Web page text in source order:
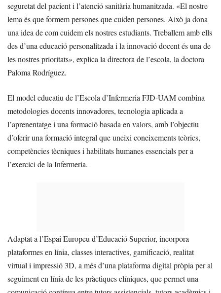
seguretat del pacient i l’atenció sanitària humanitzada. «El nostre
lema és que formem persones que cuiden persones. Això ja dona
una idea de com cuidem els nostres estudiants. Treballem amb ells
des d’una educació personalitzada i la innovació docent és una de
les nostres prioritats», explica la directora de l’escola, la doctora
Paloma Rodríguez.
El model educatiu de l’Escola d’Infermeria FJD-UAM combina
metodologies docents innovadores, tecnologia aplicada a
l’aprenentatge i una formació basada en valors, amb l’objectiu
d’oferir una formació integral que uneixi coneixements teòrics,
competències tècniques i habilitats humanes essencials per a
l’exercici de la Infermeria.
Adaptat a l’Espai Europeu d’Educació Superior, incorpora
plataformes en línia, classes interactives, gamificació, realitat
virtual i impressió 3D, a més d’una plataforma digital pròpia per al
seguiment en línia de les pràctiques clíniques, que permet una